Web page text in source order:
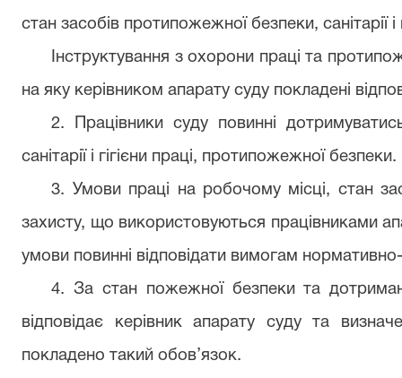
стан засобів протипожежної безпеки, санітарії і
Інструктування з охорони праці та
на яку керівником апарату суду покладені
2. Працівники суду повинні
санітарії і гігієни праці, протипожежної безпеки.
3. Умови праці на робочому місці, стан
захисту, що використовуються працівниками
умови повинні відповідати вимогам
4. За стан пожежної безпеки та
відповідає керівник апарату суду та
покладено такий обов’язок.